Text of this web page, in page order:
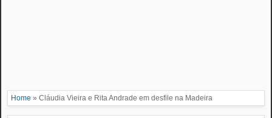
Home » Cláudia Vieira e Rita Andrade em desfile na Madeira